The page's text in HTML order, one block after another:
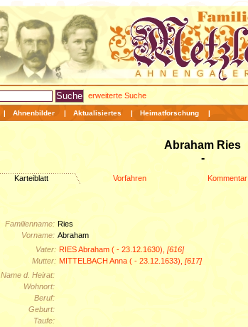
erweiterte Suche
| Ahnenbilder | Aktualisiertes | Heimatforschung |
Abraham Ries
-
Karteiblatt Vorfahren Kommentar
Familienname: Ries
Vorname: Abraham
Vater: RIES Abraham ( - 23.12.1630), [616]
Mutter: MITTELBACH Anna ( - 23.12.1633), [617]
Name d. Heirat:
Wohnort:
Beruf:
Geburt:
Taufe: